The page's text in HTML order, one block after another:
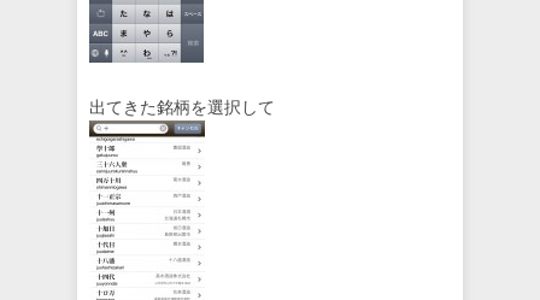
出てきた銘柄を選択して